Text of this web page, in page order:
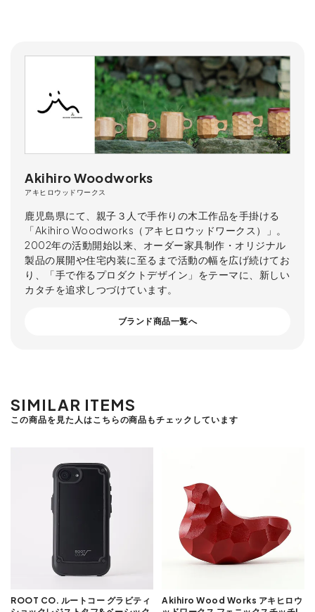
Akihiro Woodworks
アキヒロウッドワークス
鹿児島県にて、親子３人で手作りの木工作品を手掛ける
「Akihiro Woodworks（アキヒロウッドワークス）」。
2002年の活動開始以来、オーダー家具制作・オリジナル
製品の展開や住宅内装に至るまで活動の幅を広げ続けてお
り、「手で作るプロダクトデザイン」をテーマに、新しい
カタチを追求しつづけています。
ブランド商品一覧へ
SIMILAR ITEMS
この商品を見た人はこちらの商品もチェックしています
ROOT CO. ルートコー グラビティ
Akihiro Wood Works アキヒロウ